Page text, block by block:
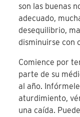
son las buenas
adecuado,
desequilibrio,
disminuirse con
Comience por
parte de su
al año.
aturdimiento,
una caída.